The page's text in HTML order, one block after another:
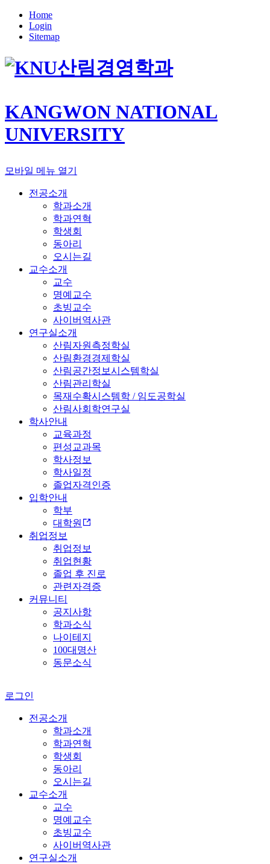
Home
Login
Sitemap
산림경영학과
KANGWON NATIONAL
UNIVERSITY
모바일 메뉴 열기
전공소개
학과소개
학과연혁
학생회
동아리
오시는길
교수소개
교수
명예교수
초빙교수
사이버역사관
연구실소개
산림자원측정학실
산림환경경제학실
산림공간정보시스템학실
산림관리학실
목재수확시스템학 / 임도공학실
산림사회학연구실
학사안내
교육과정
편성교과목
학사정보
학사일정
졸업자격인증
입학안내
학부
대학원
취업정보
취업정보
취업현황
졸업 후 진로
관련자격증
커뮤니티
공지사항
학과소식
나이테지
100대명산
동문소식
로그인
전공소개
학과소개
학과연혁
학생회
동아리
오시는길
교수소개
교수
명예교수
초빙교수
사이버역사관
연구실소개